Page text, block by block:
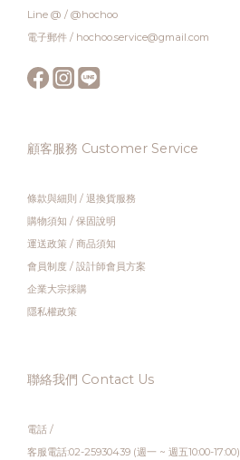
Line @ / @hochoo
電子郵件 / hochoo.service@gmail.com
顧客服務 Customer Service
條款與細則 / 退換貨服務
購物須知 / 保固說明
運送政策 / 商品須知
會員制度 / 設計師會員方案
企業大宗採購
隱私權政策
聯絡我們 Contact Us
電話 /
客服電話:02-25930439 (週一 ~ 週五10:00-17:00)